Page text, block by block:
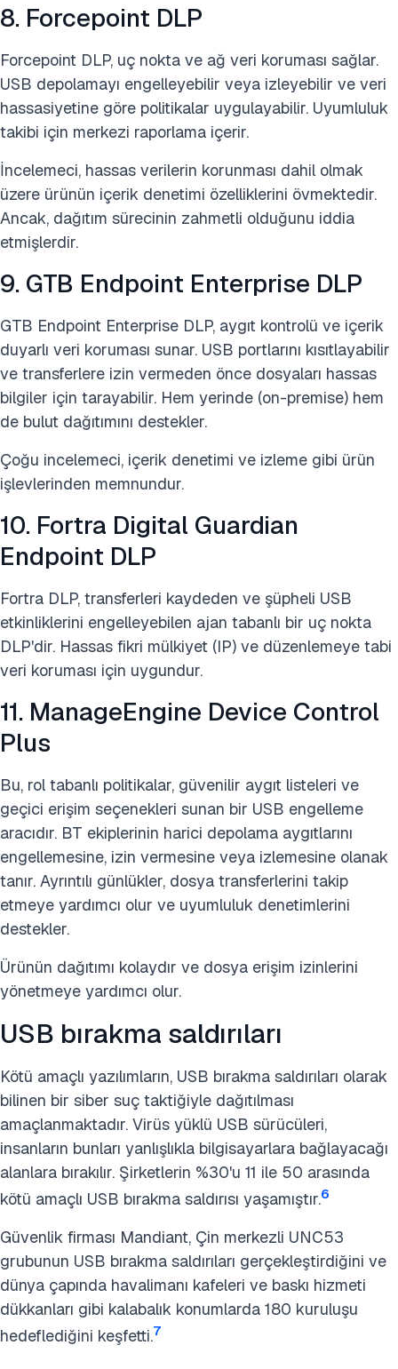
8. Forcepoint DLP
Forcepoint DLP, uç nokta ve ağ veri koruması sağlar.
USB depolamayı engelleyebilir veya izleyebilir ve veri
hassasiyetine göre politikalar uygulayabilir. Uyumluluk
takibi için merkezi raporlama içerir.
İncelemeci, hassas verilerin korunması dahil olmak
üzere ürünün içerik denetimi özelliklerini övmektedir.
Ancak, dağıtım sürecinin zahmetli olduğunu iddia
etmişlerdir.
9. GTB Endpoint Enterprise DLP
GTB Endpoint Enterprise DLP, aygıt kontrolü ve içerik
duyarlı veri koruması sunar. USB portlarını kısıtlayabilir
ve transferlere izin vermeden önce dosyaları hassas
bilgiler için tarayabilir. Hem yerinde (on-premise) hem
de bulut dağıtımını destekler.
Çoğu incelemeci, içerik denetimi ve izleme gibi ürün
işlevlerinden memnundur.
10. Fortra Digital Guardian
Endpoint DLP
Fortra DLP, transferleri kaydeden ve şüpheli USB
etkinliklerini engelleyebilen ajan tabanlı bir uç nokta
DLP'dir. Hassas fikri mülkiyet (IP) ve düzenlemeye tabi
veri koruması için uygundur.
11. ManageEngine Device Control
Plus
Bu, rol tabanlı politikalar, güvenilir aygıt listeleri ve
geçici erişim seçenekleri sunan bir USB engelleme
aracıdır. BT ekiplerinin harici depolama aygıtlarını
engellemesine, izin vermesine veya izlemesine olanak
tanır. Ayrıntılı günlükler, dosya transferlerini takip
etmeye yardımcı olur ve uyumluluk denetimlerini
destekler.
Ürünün dağıtımı kolaydır ve dosya erişim izinlerini
yönetmeye yardımcı olur.
USB bırakma saldırıları
Kötü amaçlı yazılımların, USB bırakma saldırıları olarak
bilinen bir siber suç taktiğiyle dağıtılması
amaçlanmaktadır. Virüs yüklü USB sürücüleri,
insanların bunları yanlışlıkla bilgisayarlara bağlayacağı
alanlara bırakılır. Şirketlerin %30'u 11 ile 50 arasında
kötü amaçlı USB bırakma saldırısı yaşamıştır.6
Güvenlik firması Mandiant, Çin merkezli UNC53
grubunun USB bırakma saldırıları gerçekleştirdiğini ve
dünya çapında havalimanı kafeleri ve baskı hizmeti
dükkanları gibi kalabalık konumlarda 180 kuruluşu
hedeflediğini keşfetti.7